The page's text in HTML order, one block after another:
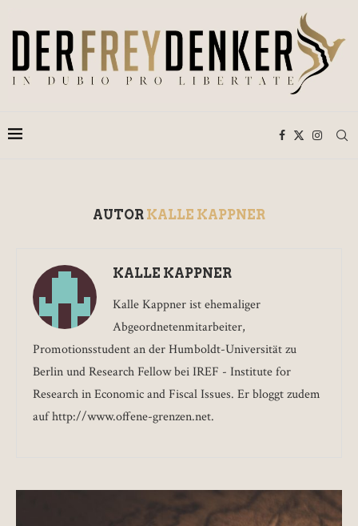
AUTOR KALLE KAPPNER
KALLE KAPPNER
Kalle Kappner ist ehemaliger
Abgeordnetenmitarbeiter,
Promotionsstudent an der Humboldt-Universität zu
Berlin und Research Fellow bei IREF - Institute for
Research in Economic and Fiscal Issues. Er bloggt zudem
auf http://www.offene-grenzen.net.